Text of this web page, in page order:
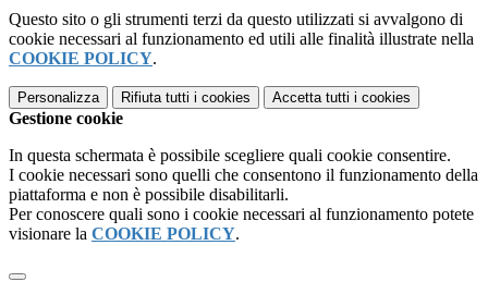
Questo sito o gli strumenti terzi da questo utilizzati si avvalgono di
cookie necessari al funzionamento ed utili alle finalità illustrate nella
COOKIE POLICY.
Personalizza Rifiuta tutti i cookies Accetta tutti i cookies
Gestione cookie
In questa schermata è possibile scegliere quali cookie consentire.
I cookie necessari sono quelli che consentono il funzionamento della
piattaforma e non è possibile disabilitarli.
Per conoscere quali sono i cookie necessari al funzionamento potete
visionare la COOKIE POLICY.